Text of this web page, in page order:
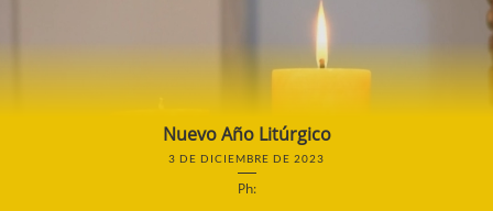
Nuevo Año Litúrgico
3 DE DICIEMBRE DE 2023
Ph: